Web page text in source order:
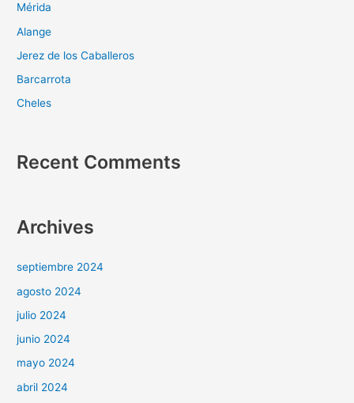
Mérida
Alange
Jerez de los Caballeros
Barcarrota
Cheles
Recent Comments
Archives
septiembre 2024
agosto 2024
julio 2024
junio 2024
mayo 2024
abril 2024